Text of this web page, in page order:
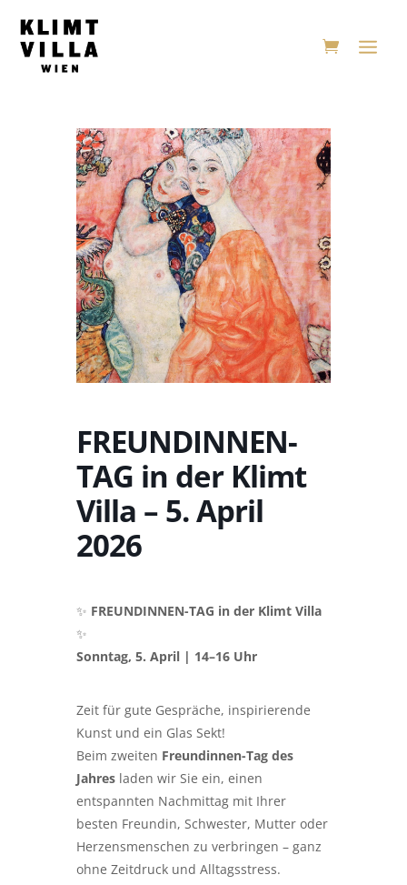
FREUNDINNEN-
TAG in der Klimt
Villa – 5. April
2026
✨ FREUNDINNEN-TAG in der Klimt Villa
✨
Sonntag, 5. April | 14–16 Uhr
Zeit für gute Gespräche, inspirierende
Kunst und ein Glas Sekt!
Beim zweiten Freundinnen-Tag des
Jahres laden wir Sie ein, einen
entspannten Nachmittag mit Ihrer
besten Freundin, Schwester, Mutter oder
Herzensmenschen zu verbringen – ganz
ohne Zeitdruck und Alltagsstress.